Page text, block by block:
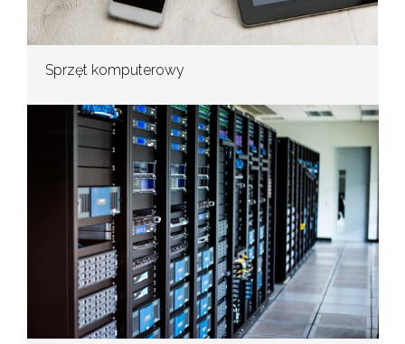
Sprzęt komputerowy